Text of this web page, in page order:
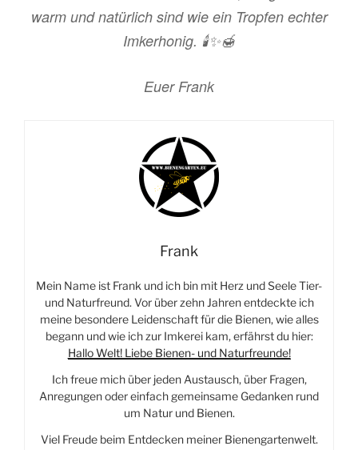
warm und natürlich sind wie ein Tropfen echter
Imkerhonig. 🕯✨🍯
Euer Frank
Frank
Mein Name ist Frank und ich bin mit Herz und Seele Tier-
und Naturfreund. Vor über zehn Jahren entdeckte ich
meine besondere Leidenschaft für die Bienen, wie alles
begann und wie ich zur Imkerei kam, erfährst du hier:
Hallo Welt! Liebe Bienen- und Naturfreunde!
Ich freue mich über jeden Austausch, über Fragen,
Anregungen oder einfach gemeinsame Gedanken rund
um Natur und Bienen.
Viel Freude beim Entdecken meiner Bienengartenwelt.